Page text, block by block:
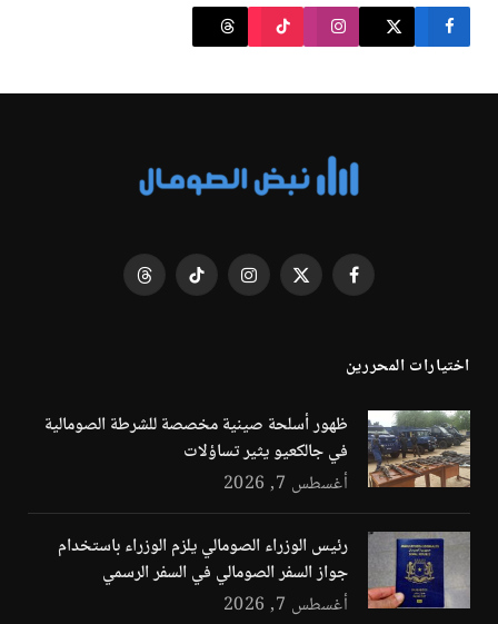
فيسبوك X
الانستغرامتيكتوك Threads
اختيارات المحررين
ظهور أسلحة صينية مخصصة للشرطة الصومالية
في جالكعيو يثير تساؤلات
أغسطس 7, 2026
رئيس الوزراء الصومالي يلزم الوزراء باستخدام
جواز السفر الصومالي في السفر الرسمي
أغسطس 7, 2026